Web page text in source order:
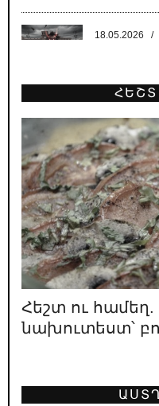
18.05.2026 /
18.05.2026 /
Նիկոլի
Բաքվում
16.05.2026 /
Դիպուկ
15.05.2026 /
զոհերի
13.05.2026
Տե՛ր
12.05.2026 /
Հեշտ ու
նախուտեստ՝